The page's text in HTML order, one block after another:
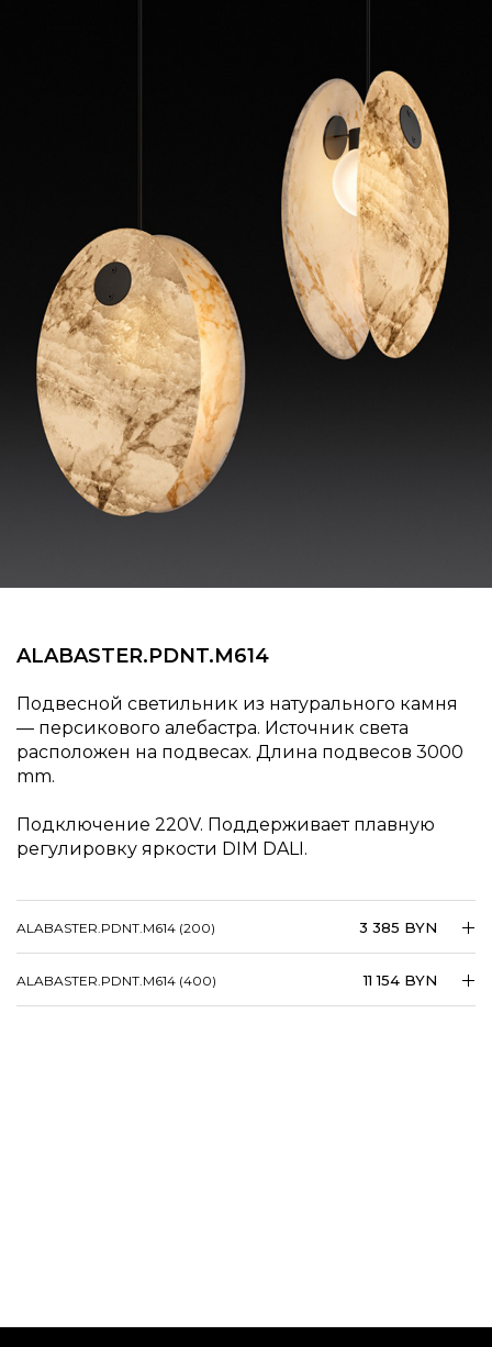
ALABASTER.​​​PDNT.​​​M614
Подвесной светильник из натурального камня
— персикового алебастра. Источник света
расположен на подвесах. Длина подвесов 3000
mm.
Подключение 220V. Поддерживает плавную
регулировку яркости DIM DALI.
ALABASTER.​​​PDNT.​​​M614 (200) 3 385 BYN
ALABASTER.​​​PDNT.​​​M614 (400) 11 154 BYN